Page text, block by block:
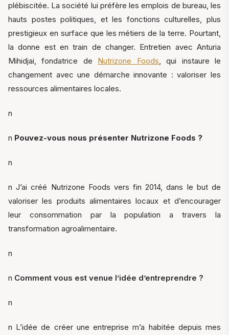
plébiscitée. La société lui préfère les emplois de bureau, les
hauts postes politiques, et les fonctions culturelles, plus
prestigieux en surface que les métiers de la terre. Pourtant,
la donne est en train de changer. Entretien avec Anturia
Mihidjai, fondatrice de Nutrizone Foods, qui instaure le
changement avec une démarche innovante : valoriser les
ressources alimentaires locales.
n
n Pouvez-vous nous présenter Nutrizone Foods ?
n
n J’ai créé Nutrizone Foods vers fin 2014, dans le but de
valoriser les produits alimentaires locaux et d’encourager
leur consommation par la population a travers la
transformation agroalimentaire.
n
n Comment vous est venue l’idée d’entreprendre ?
n
n L’idée de créer une entreprise m’a habitée depuis mes